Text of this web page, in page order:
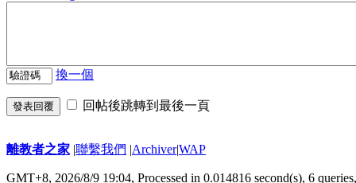
換一個
發表回覆 回帖後跳轉到最後一頁
離教者之家 |聯繫我們 |Archiver|WAP
GMT+8, 2026/8/9 19:04, Processed in 0.014816 second(s), 6